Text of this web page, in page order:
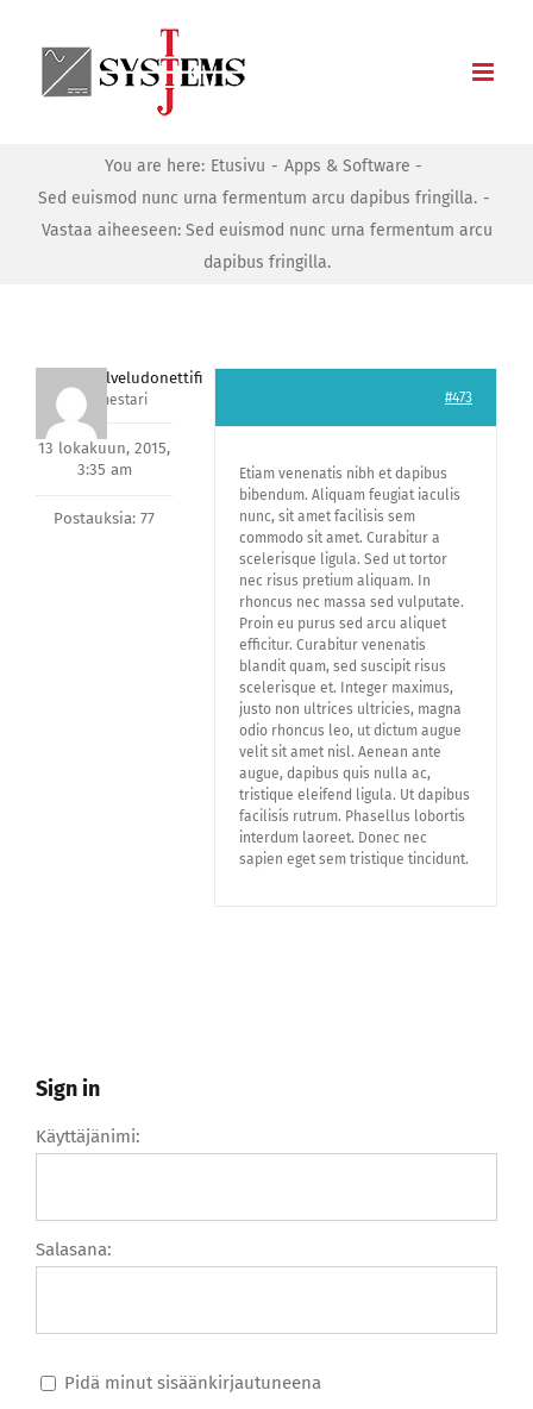
content
You are here: Etusivu
Apps & Software
Sed euismod nunc urna fermentum arcu dapibus fringilla.
Vastaa aiheeseen: Sed euismod nunc urna fermentum arcu
dapibus fringilla.
asiakaspalveludonettifi
Avainmestari
13 lokakuun, 2015,
3:35 am
Postauksia: 77
#473
Etiam venenatis nibh et dapibus
bibendum. Aliquam feugiat iaculis
nunc, sit amet facilisis sem
commodo sit amet. Curabitur a
scelerisque ligula. Sed ut tortor
nec risus pretium aliquam. In
rhoncus nec massa sed vulputate.
Proin eu purus sed arcu aliquet
efficitur. Curabitur venenatis
blandit quam, sed suscipit risus
scelerisque et. Integer maximus,
justo non ultrices ultricies, magna
odio rhoncus leo, ut dictum augue
velit sit amet nisl. Aenean ante
augue, dapibus quis nulla ac,
tristique eleifend ligula. Ut dapibus
facilisis rutrum. Phasellus lobortis
interdum laoreet. Donec nec
sapien eget sem tristique tincidunt.
Sign in
Käyttäjänimi:
Salasana:
Pidä minut sisäänkirjautuneena